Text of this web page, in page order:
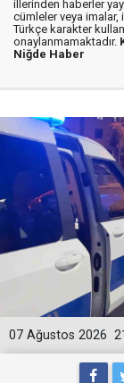
illerinden haberler
cümleler veya imalar,
Türkçe karakter
onaylanmamaktadır.
Niğde Haber
07 Ağustos 2026